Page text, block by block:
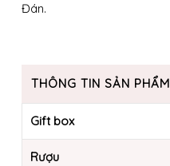
Đán.
THÔNG TIN SẢN PHẨM
Gift box
Rượu